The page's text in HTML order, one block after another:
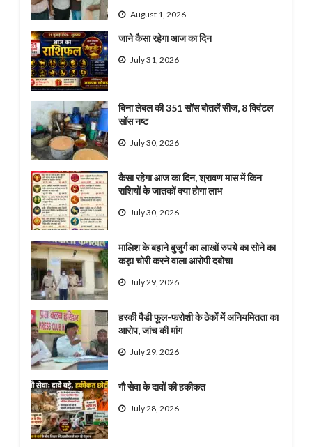
August 1, 2026
जाने कैसा रहेगा आज का दिन
July 31, 2026
बिना लेबल की 351 सॉस बोतलें सीज, 8 क्विंटल
सॉस नष्ट
July 30, 2026
कैसा रहेगा आज का दिन, श्रावण मास में किन
राशियों के जातकों क्या होगा लाभ
July 30, 2026
मालिश के बहाने बुजुर्ग का लाखों रुपये का सोने का
कड़ा चोरी करने वाला आरोपी दबोचा
July 29, 2026
हरकी पैडी फूल-फरोशी के ठेकों में अनियमितता का
आरोप, जांच की मांग
July 29, 2026
गौ सेवा के दावों की हकीकत
July 28, 2026